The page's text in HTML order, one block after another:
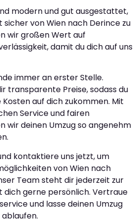
modern und gut ausgestattet,
sicher von Wien nach Derince zu
wir großen Wert auf
damit du dich auf uns
immer an erster Stelle.
transparente Preise, sodass du
auf dich zukommen. Mit
Service und fairen
wir deinen Umzug so angenehm
kontaktiere uns jetzt, um
von Wien nach
Team steht dir jederzeit zur
dich gerne persönlich. Vertraue
und lasse deinen Umzug